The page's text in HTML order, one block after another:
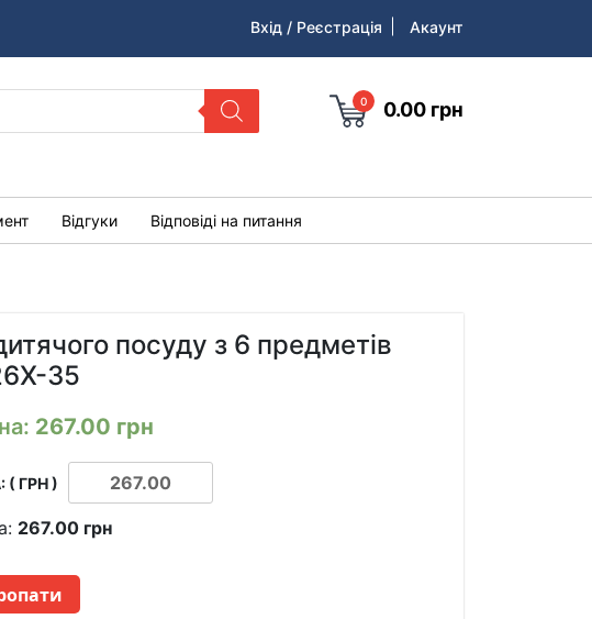
Вхід / Реєстрація Акаунт
0 0.00 грн
Відгуки Відповіді на питання
посуду з 6 предметів
35
267.00 грн
( ГРН )
267.00 грн